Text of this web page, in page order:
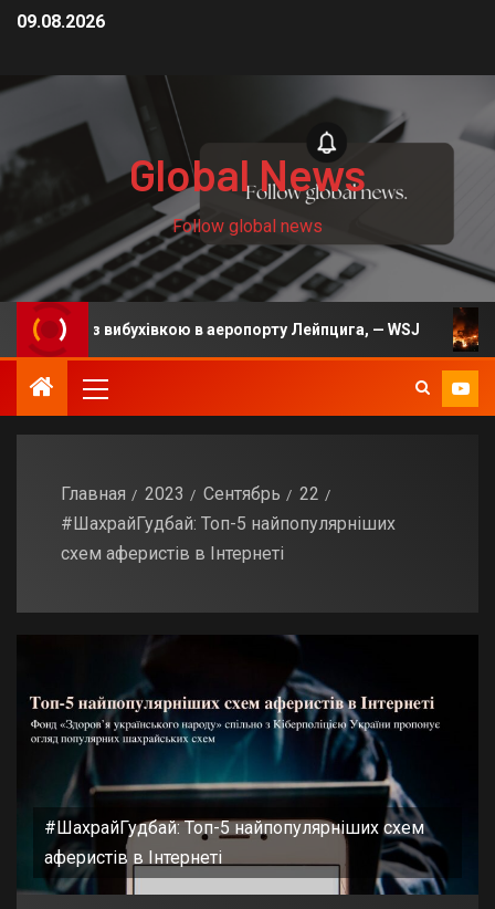
09.08.2026
Global News
Follow global news
з вибухівкою в аеропорту Лейпцига, — WSJ На
Главная 2023 Сентябрь
22
#ШахрайГудбай: Топ-5 найпопулярніших
схем аферистів в Інтернеті
#ШахрайГудбай: Топ-5 найпопулярніших схем
аферистів в Інтернеті